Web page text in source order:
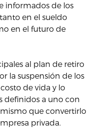
informados de los
en el sueldo
en el futuro de
al plan de retiro
la suspensión de los
de vida y lo
definidos a uno con
que convertirlo
privada.